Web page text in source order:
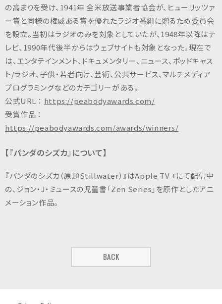
の高まりを受け、1941年 全米放送事業者協会が、ヒューリッツァ
ー賞と同様の権威ある賞を優れたラジオ番組に贈るため委員会
を設立。当初はラジオのみを対象としていたが、1948年以降はテ
レビ、1990年代後半からはウェブサイトも対象となった。現在で
は、エンタテインメント、ドキュメンタリー、ニュース、ポッドキャス
ト/ラジオ、子供・若者向け、芸術、公共サービス、マルチメディア
プログラミングなどのカテゴリーがある。
公式URL ： https://peabodyawards.com/
受賞作品 ：
https://peabodyawards.com/awards/winners/
【『パンダのシズカ』について】
『パンダのシズカ（原題Stillwater）』はApple TV +にて配信中
の、ジョン・J・ミュースの児童書「Zen Series」を原作としたアニ
メーション作品。
BACK